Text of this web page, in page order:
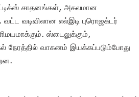
சாதனங்கள், அகலமான
வடிவிலான எல்இடி புரொஜக்டர்
ஸ்டைலுக்கும்,
நேரத்தில் வாகனம் இயக்கப்படும்போது